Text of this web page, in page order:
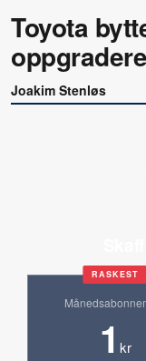
Toyota
Joakim Stenløs
RASKEST
1 kr